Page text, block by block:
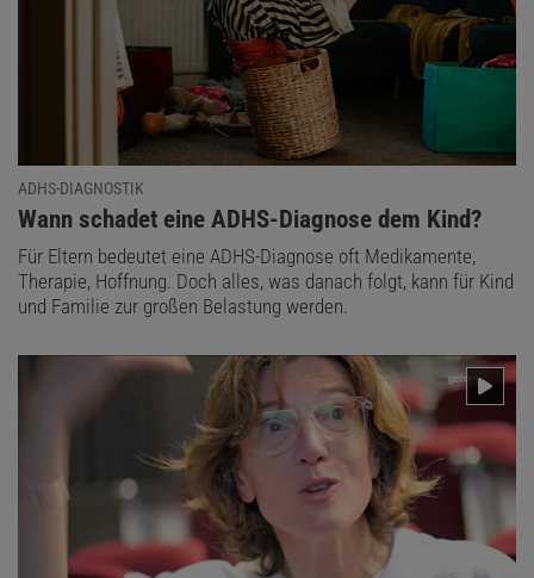
ADHS-DIAGNOSTIK
:
Wann schadet eine ADHS-Diagnose dem Kind?
Für Eltern bedeutet eine ADHS-Diagnose oft Medikamente,
Therapie, Hoffnung. Doch alles, was danach folgt, kann für Kind
und Familie zur großen Belastung werden.